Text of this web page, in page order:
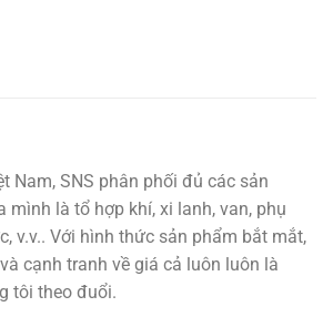
Nam, SNS phân phối đủ các sản
mình là tổ hợp khí, xi lanh, van, phụ
v.v.. Với hình thức sản phẩm bắt mắt,
cạnh tranh về giá cả luôn luôn là
tôi theo đuổi.